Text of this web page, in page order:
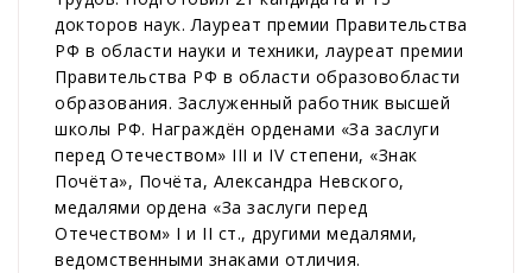
докторов наук. Лауреат премии Правительства
РФ в области науки и техники, лауреат премии
Правительства РФ в области образовобласти
образования. Заслуженный работник высшей
школы РФ. Награждён орденами «За заслуги
перед Отечеством» III и IV степени, «Знак
Почёта», Почёта, Александра Невского,
медалями ордена «За заслуги перед
Отечеством» I и II ст., другими медалями,
ведомственными знаками отличия.